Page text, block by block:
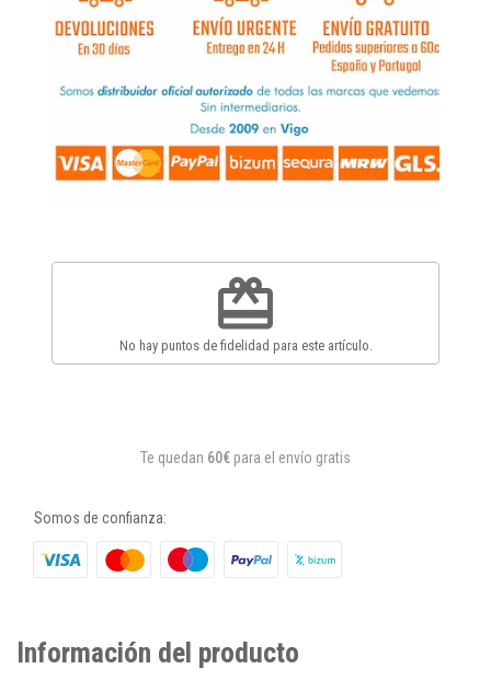
redeem
No hay puntos de fidelidad para este artículo.
Te quedan 60€ para el envío gratis
Somos de confianza:
Información del producto